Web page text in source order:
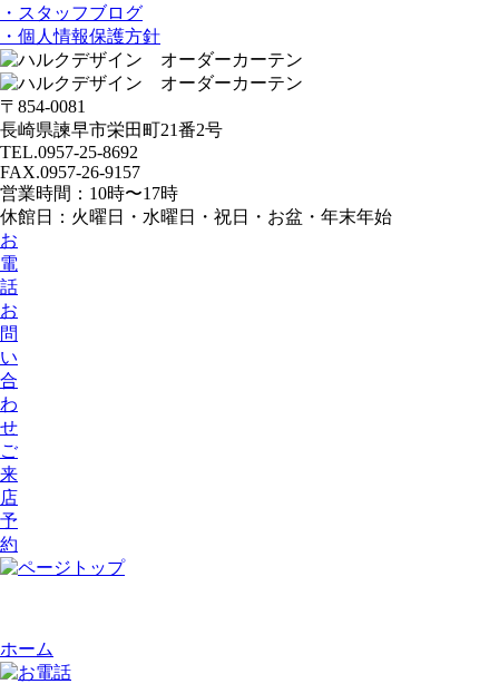
・スタッフブログ
・個人情報保護方針
〒854-0081
長崎県諫早市栄田町21番2号
TEL.0957-25-8692
FAX.0957-26-9157
営業時間：10時〜17時
休館日：火曜日・水曜日・祝日・お盆・年末年始
お
電
話
お
問
い
合
わ
せ
ご
来
店
予
約
ホーム